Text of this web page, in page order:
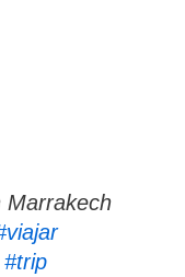
Marrakech
#trip